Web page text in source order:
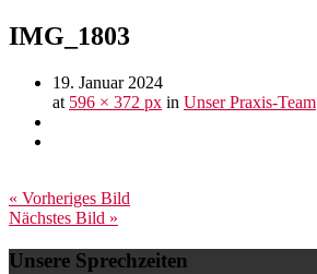
IMG_1803
19. Januar 2024
at 596 × 372 px in Unser Praxis-Team
« Vorheriges Bild
Nächstes Bild »
Unsere Sprechzeiten